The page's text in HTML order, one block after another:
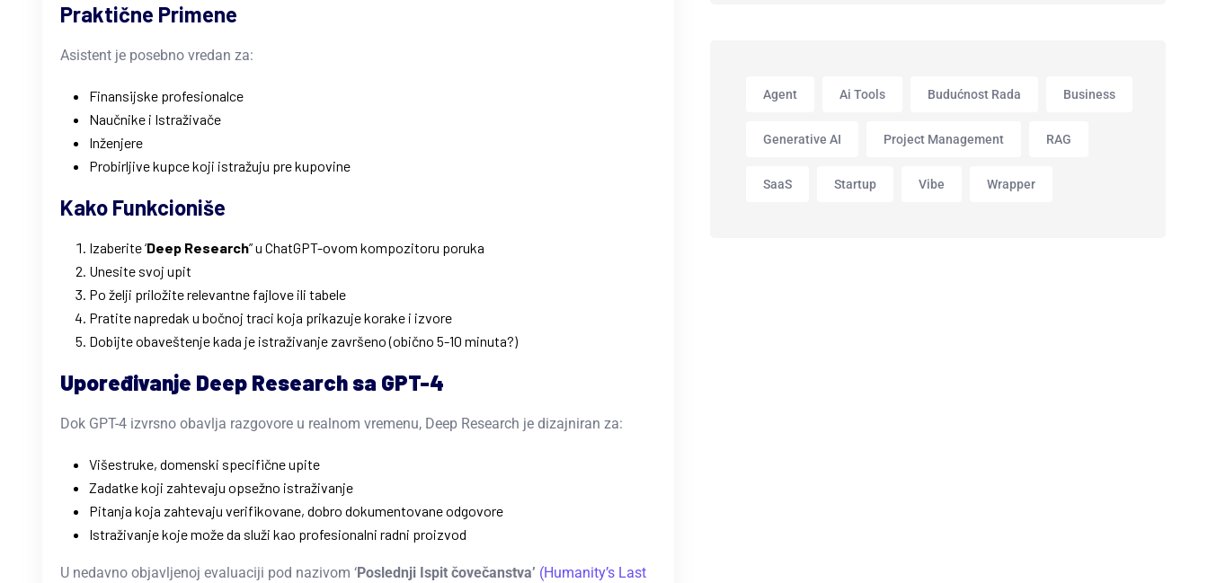
Praktične Primene
Asistent je posebno vredan za:
Finansijske profesionalce
Naučnike i Istraživače
Inženjere
Probirljive kupce koji istražuju pre kupovine
Kako Funkcioniše
Izaberite ‘Deep Research” u ChatGPT-ovom kompozitoru poruka
Unesite svoj upit
Po želji priložite relevantne fajlove ili tabele
Pratite napredak u bočnoj traci koja prikazuje korake i izvore
Dobijte obaveštenje kada je istraživanje završeno (obično 5-10 minuta?)
Upoređivanje Deep Research sa GPT-4
Dok GPT-4 izvrsno obavlja razgovore u realnom vremenu, Deep Research je dizajniran za:
Višestruke, domenski specifične upite
Zadatke koji zahtevaju opsežno istraživanje
Pitanja koja zahtevaju verifikovane, dobro dokumentovane odgovore
Istraživanje koje može da služi kao profesionalni radni proizvod
U nedavno objavljenoj evaluaciji pod nazivom ‘Poslednji Ispit čovečanstva’ (Humanity’s Last
Agent Ai Tools Budućnost Rada Business
Generative AI Project Management RAG
SaaS Startup Vibe Wrapper